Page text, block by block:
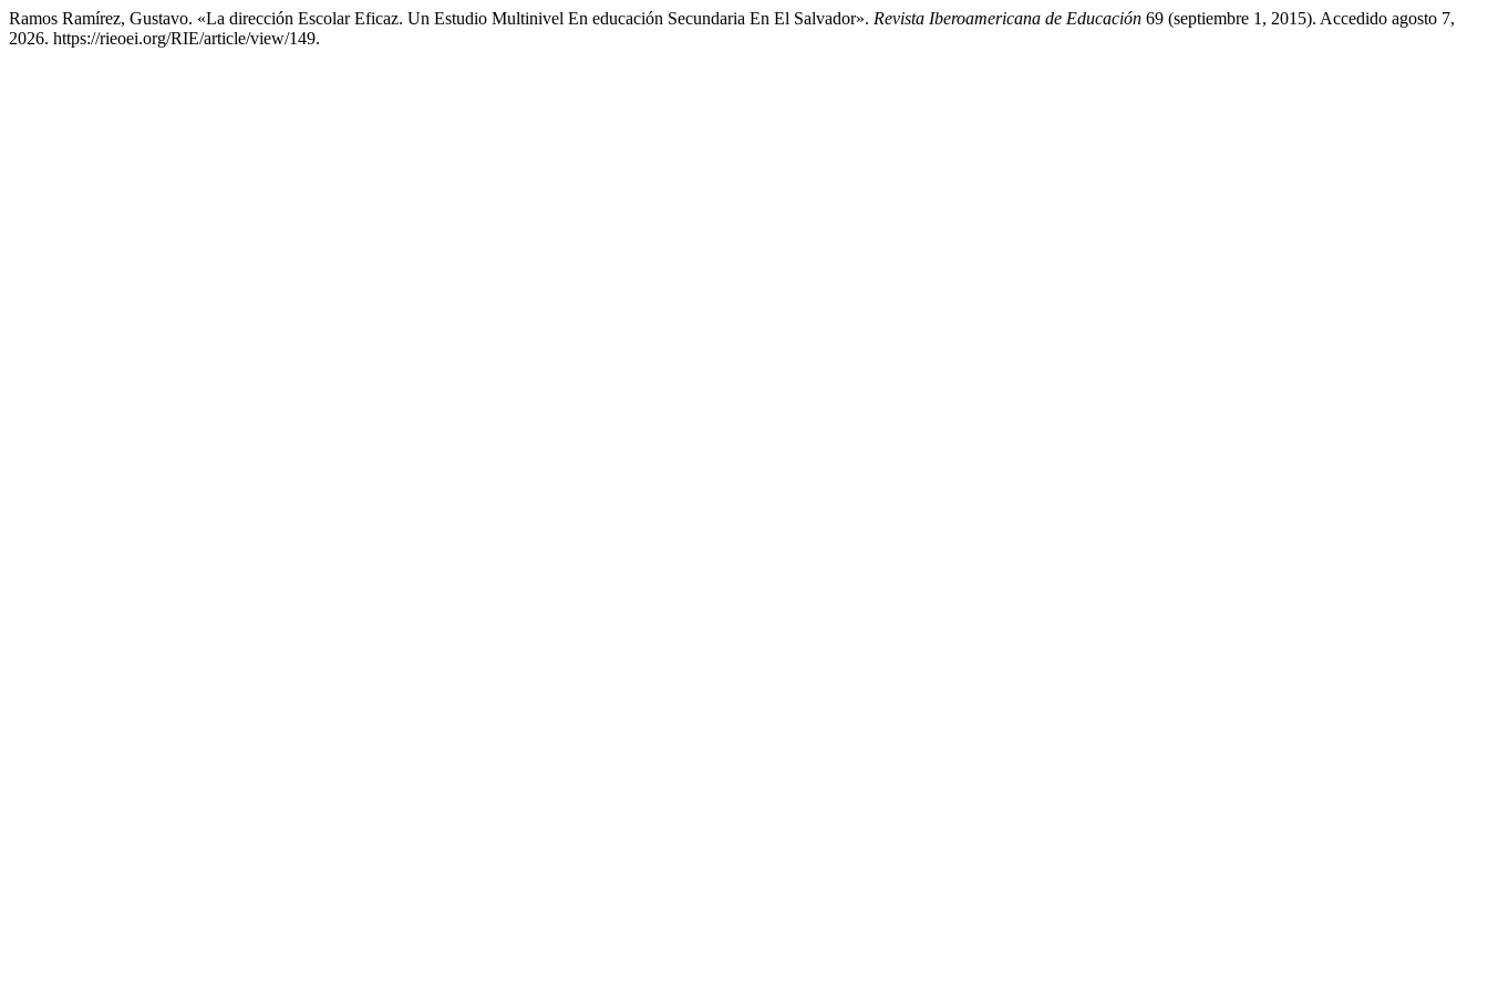
Ramos Ramírez, Gustavo. «La dirección Escolar Eficaz. Un Estudio Multinivel En educación Secundaria En El Salvador». Revista Iberoamericana de Educación 69 (septiembre 1, 2015). Accedido agosto 7,
2026. https://rieoei.org/RIE/article/view/149.